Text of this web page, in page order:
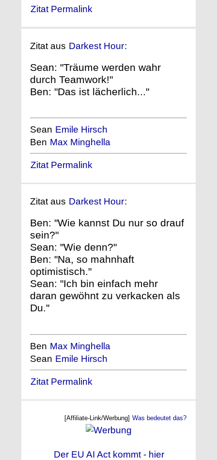
Zitat Permalink
Zitat aus Darkest Hour:
Sean: "Träume werden wahr
durch Teamwork!"
Ben: "Das ist lächerlich..."
Sean Emile Hirsch
Ben Max Minghella
Zitat Permalink
Zitat aus Darkest Hour:
Ben: "Wie kannst Du nur so drauf
sein?"
Sean: "Wie denn?"
Ben: "Na, so mahnhaft
optimistisch."
Sean: "Ich bin einfach mehr
daran gewöhnt zu verkacken als
Du."
Ben Max Minghella
Sean Emile Hirsch
Zitat Permalink
[Affiliate-Link/Werbung] Was bedeutet das?
Der EU AI Act kommt - hier